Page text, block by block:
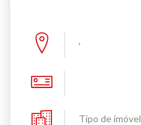
,
Tipo de imóvel